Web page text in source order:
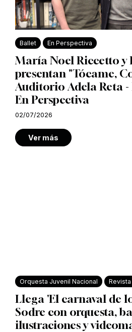
Ballet En Perspectiva
María Noel Riccetto y
presentan "Tócame,
Auditorio Adela Reta
En Perspectiva
02/07/2026
Ver más
Orquesta Juvenil Nacional
Llega 'El carnaval de
Sodre con orquesta,
ilustraciones y